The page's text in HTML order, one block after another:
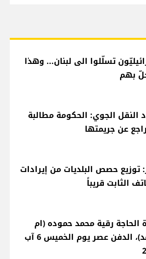
تسلّلوا الى لبنان... وهذا
بهم
النقل الجوي: الحكومة مطالبة
عن جريمتها
توزيع حصص البلديات من إيرادات
الثابت قريباً
الحاجة رقية محمد حموده (ام
محمد)، الدفن عصر يوم الخميس 6 آب